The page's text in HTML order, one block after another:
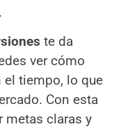
te da
ver cómo
tiempo, lo que
Con esta
metas claras y